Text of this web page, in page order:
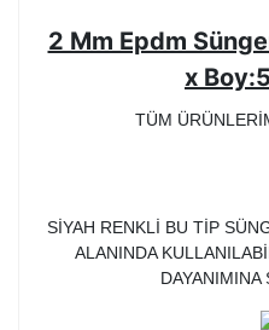
2 Mm Epdm
x
TÜM
SİYAH RENKLİ BU TİP
ALANINDA
DAYANIMINA